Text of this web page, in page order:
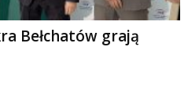
Bełchatów grają